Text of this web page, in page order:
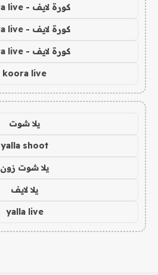
كورة لايف - koora live
كورة لايف - koora live
كورة لايف - koora live
koora live
يلا شوت
yalla shoot
يلا شوت زون
يلا لايف
yalla live